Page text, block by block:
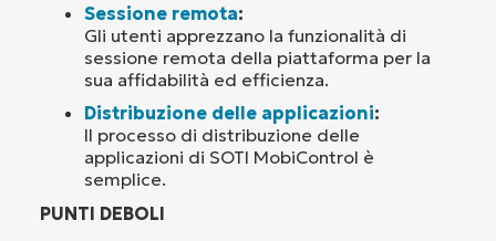
Sessione remota:
Gli utenti apprezzano la funzionalità di
sessione remota della piattaforma per la
sua affidabilità ed efficienza.
Distribuzione delle applicazioni:
Il processo di distribuzione delle
applicazioni di SOTI MobiControl è
semplice.
PUNTI DEBOLI